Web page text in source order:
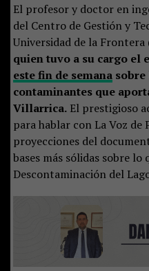
El profesor y doctor en
del Centro de Gestión y
Universidad de la
quien tuvo a su cargo el
este fin de semanasobre
contaminantes que
Villarrica.El prestigioso
para hablar con La Voz de
proyecciones del
bases más sólidas sobre
Descontaminación del